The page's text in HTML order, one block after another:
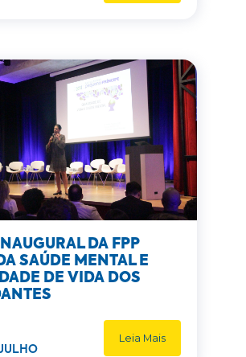
DA FPP
SAÚDE MENTAL E
DE VIDA DOS
Leia Mais